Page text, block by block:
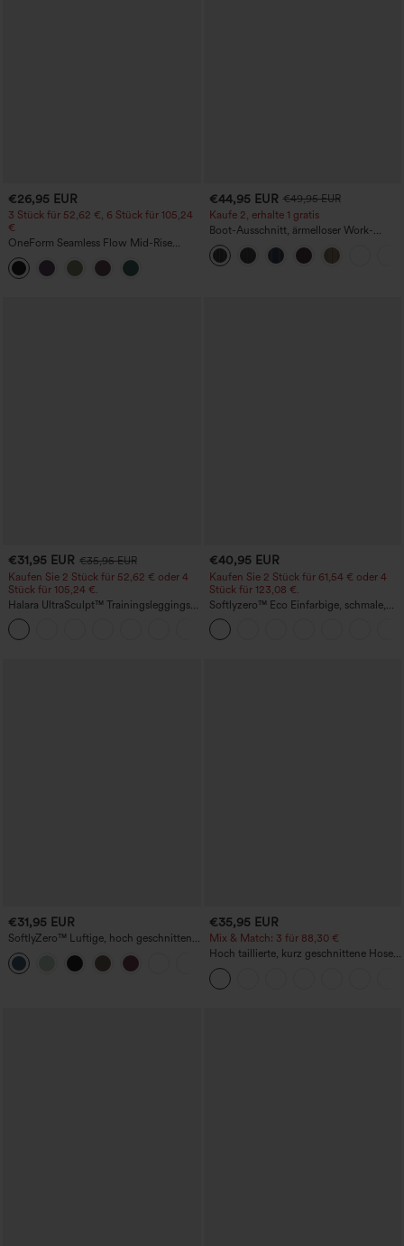
€26,95 EUR
3 Stück für 52,62 €, 6 Stück für 105,24
€
OneForm Seamless Flow Mid-Rise
Yoga-Leggings - mittelhoher Bund,
bauchformend und mit Po-Lifting-
Effekt
€44,95 EUR €49,95 EUR
Kaufe 2, erhalte 1 gratis
Boot-Ausschnitt, ärmelloser Work-
Jumpsuit mit seitlicher Bindung,
kühlender Cool-Touch-Effekt, gestreift
und mit Taschen – Easy Peezy Edition
€31,95 EUR €35,95 EUR
Kaufen Sie 2 Stück für 52,62 € oder 4
Stück für 105,24 €.
Halara UltraSculpt™ Trainingsleggings
mit hoher Taille – formend, Po-Lifting,
Bauchkontrolle und mit Taschen
€40,95 EUR
Kaufen Sie 2 Stück für 61,54 € oder 4
Stück für 123,08 €.
Softlyzero™ Eco Einfarbige, schmale,
hoch taillierte Wanderhose mit
mehreren Taschen
€31,95 EUR
SoftlyZero™ Luftige, hoch geschnittene,
geraffte InstantCool-Yogashorts 3'' mit
Taschen
€35,95 EUR
Mix & Match: 3 für 88,30 €
Hoch taillierte, kurz geschnittene Hose
mit Reißverschlusstasche in Leinenoptik